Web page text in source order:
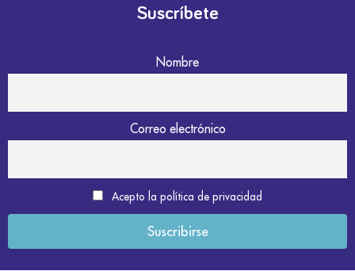
Suscríbete
Nombre
Correo electrónico
Acepto la política de privacidad